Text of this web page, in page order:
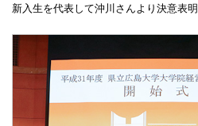
新入生を代表して沖川さんより決意表明